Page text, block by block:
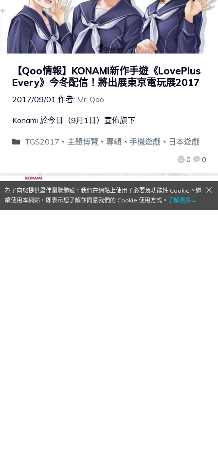
【Qoo情報】KONAMI新作手遊《LovePlus
Every》今冬配信！將出展東京電玩展2017
2017/09/01 作者: Mr. Qoo
0 0
Konami 於今日（9月1日）宣佈旗下
TGS2017 、 主題博覽 、 專輯、 手機遊戲、 日本遊戲
為了向您提供最佳瀏覽體驗，我們在網站上使用了必要及功能性 Cookie。繼
續使用本網站，即表示您了解並同意我們的 Cookie 使用方式。 了解更多→